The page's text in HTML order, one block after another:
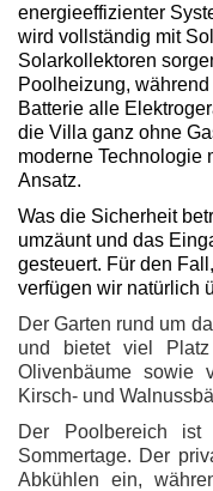
energieeffizienter
wird vollständig mit
Solarkollektoren
Poolheizung,
Batterie alle
die Villa ganz ohne
moderne Technologie
Ansatz.
Was die Sicherheit
umzäunt und das
gesteuert. Für den
verfügen wir natürlich
Der Garten rund um
und bietet viel
Olivenbäume sowie
Kirsch- und
Der Poolbereich
Sommertage. Der
Abkühlen ein,